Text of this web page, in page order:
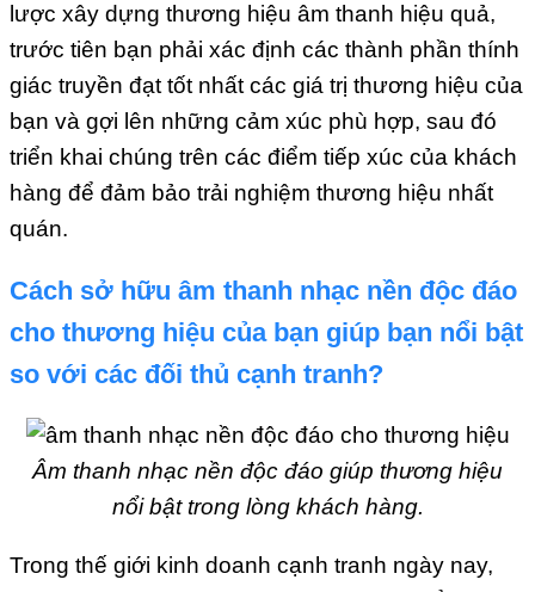
lược xây dựng thương hiệu âm thanh hiệu quả,
trước tiên bạn phải xác định các thành phần thính
giác truyền đạt tốt nhất các giá trị thương hiệu của
bạn và gợi lên những cảm xúc phù hợp, sau đó
triển khai chúng trên các điểm tiếp xúc của khách
hàng để đảm bảo trải nghiệm thương hiệu nhất
quán.
Cách sở hữu âm thanh nhạc nền độc đáo
cho thương hiệu của bạn giúp bạn nổi bật
so với các đối thủ cạnh tranh?
Âm thanh nhạc nền độc đáo giúp thương hiệu
nổi bật trong lòng khách hàng.
Trong thế giới kinh doanh cạnh tranh ngày nay,